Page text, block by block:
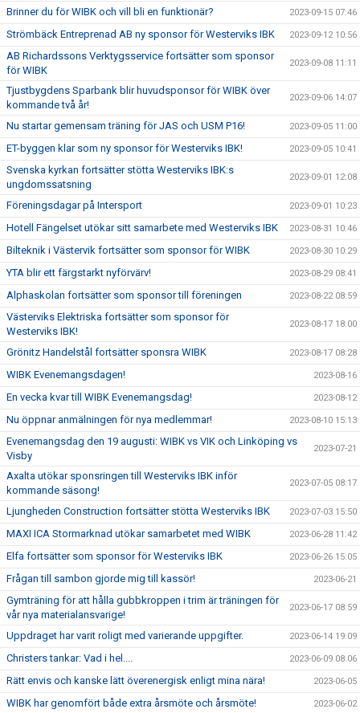
Brinner du för WIBK och vill bli en funktionär? 2023-09-15 07:46
Strömbäck Entreprenad AB ny sponsor för Westerviks IBK 2023-09-12 10:56
AB Richardssons Verktygsservice fortsätter som sponsor
för WIBK
2023-09-08 11:11
Tjustbygdens Sparbank blir huvudsponsor för WIBK över
kommande två år!
2023-09-06 14:07
Nu startar gemensam träning för JAS och USM P16! 2023-09-05 11:00
ET-byggen klar som ny sponsor för Westerviks IBK! 2023-09-05 10:41
Svenska kyrkan fortsätter stötta Westerviks IBK:s
ungdomssatsning
2023-09-01 12:08
Föreningsdagar på Intersport 2023-09-01 10:23
Hotell Fängelset utökar sitt samarbete med Westerviks IBK 2023-08-31 10:46
Bilteknik i Västervik fortsätter som sponsor för WIBK 2023-08-30 10:29
YTA blir ett färgstarkt nyförvärv! 2023-08-29 08:41
Alphaskolan fortsätter som sponsor till föreningen 2023-08-22 08:59
Västerviks Elektriska fortsätter som sponsor för
Westerviks IBK!
2023-08-17 18:00
Grönitz Handelstål fortsätter sponsra WIBK 2023-08-17 08:28
WIBK Evenemangsdagen! 2023-08-16
En vecka kvar till WIBK Evenemangsdag! 2023-08-12
Nu öppnar anmälningen för nya medlemmar! 2023-08-10 15:13
Evenemangsdag den 19 augusti: WIBK vs VIK och Linköping vs
Visby
2023-07-21
Axalta utökar sponsringen till Westerviks IBK inför
kommande säsong!
2023-07-05 08:17
Ljungheden Construction fortsätter stötta Westerviks IBK 2023-07-03 15:50
MAXI ICA Stormarknad utökar samarbetet med WIBK 2023-06-28 11:42
Elfa fortsätter som sponsor för Westerviks IBK 2023-06-26 15:05
Frågan till sambon gjorde mig till kassör! 2023-06-21
Gymträning för att hålla gubbkroppen i trim är träningen för
vår nya materialansvarige!
2023-06-17 08:59
Uppdraget har varit roligt med varierande uppgifter. 2023-06-14 19:09
Christers tankar: Vad i hel.... 2023-06-09 08:06
Rätt envis och kanske lätt överenergisk enligt mina nära! 2023-06-05
WIBK har genomfört både extra årsmöte och årsmöte! 2023-06-02